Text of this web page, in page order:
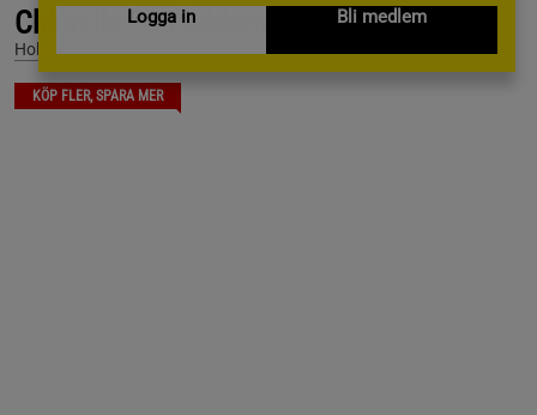
Logga in
Bli medlem
Chlorella 250 tabletter
Holistic
KÖP FLER, SPARA MER